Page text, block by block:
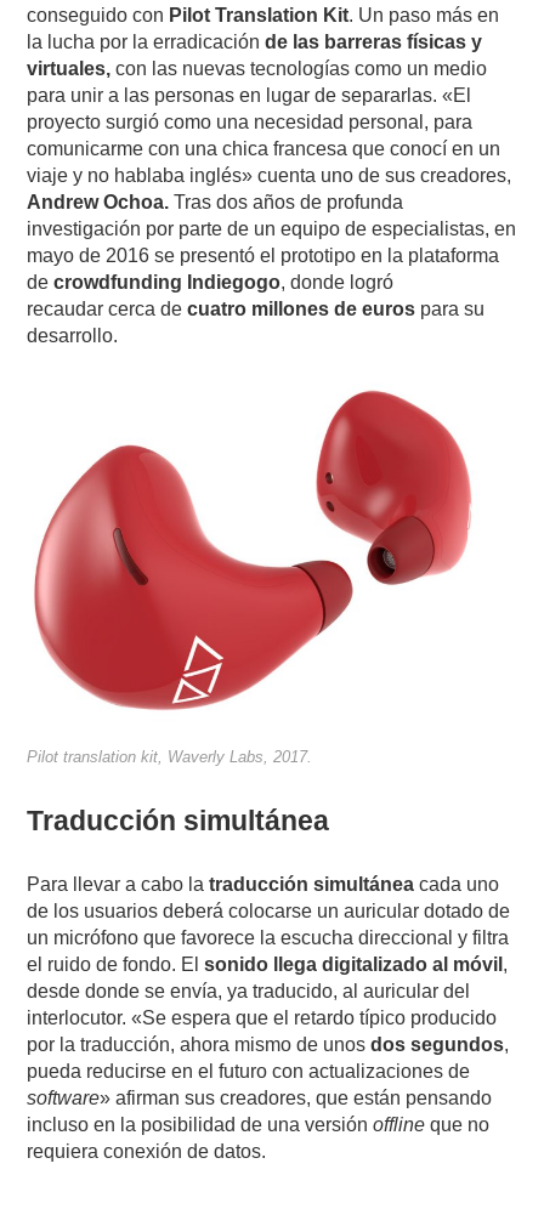
conseguido con Pilot Translation Kit. Un paso más en
la lucha por la erradicación de las barreras físicas y
virtuales, con las nuevas tecnologías como un medio
para unir a las personas en lugar de separarlas. «El
proyecto surgió como una necesidad personal, para
comunicarme con una chica francesa que conocí en un
viaje y no hablaba inglés» cuenta uno de sus creadores,
Andrew Ochoa. Tras dos años de profunda
investigación por parte de un equipo de especialistas, en
mayo de 2016 se presentó el prototipo en la plataforma
decrowdfunding Indiegogo, donde logró
recaudar cerca decuatro millones de euros para su
desarrollo.
Pilot translation kit, Waverly Labs, 2017.
Traducción simultánea
Para llevar a cabo latraducción simultánea cada uno
de los usuarios deberá colocarse un auricular dotado de
un micrófono que favorece la escucha direccional y filtra
el ruido de fondo. Elsonido llega digitalizado al móvil ,
desde donde se envía, ya traducido, al auricular del
interlocutor. «Se espera que el retardo típico producido
por la traducción, ahora mismo de unosdos segundos,
pueda reducirse en el futuro con actualizaciones de
software» afirman sus creadores, que están pensando
incluso en la posibilidad de una versiónoffline que no
requiera conexión de datos.